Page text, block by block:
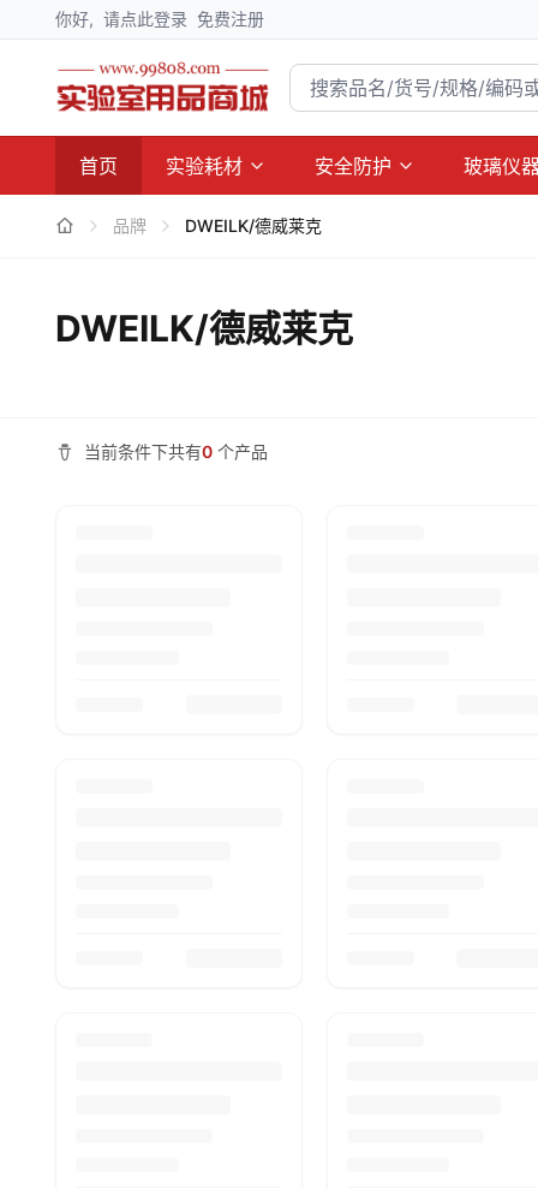
你好, 请点此登录 免费注册
首页 实验耗材 安全防护 玻璃仪
品牌 DWEILK/德威莱克
DWEILK/德威莱克
当前条件下共有0 个产品